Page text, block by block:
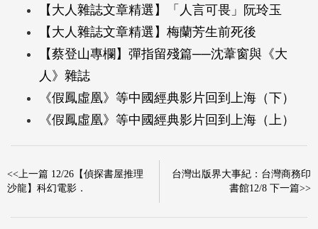
【大人雜誌文章精選】「人言可畏」阮玲玉
【大人雜誌文章精選】梅蘭芳生前死後
【蔡登山專欄】彈指留殘篇──沈葦窗與《大
人》雜誌
《假鳳虛凰》等中國經典影片回到上海（下）
《假鳳虛凰》等中國經典影片回到上海（上）
<<上一篇 12/26【偵探書屋推理
沙龍】科幻電影．
台灣出版界大事紀：台灣商務印
書館12/8 下一篇>>